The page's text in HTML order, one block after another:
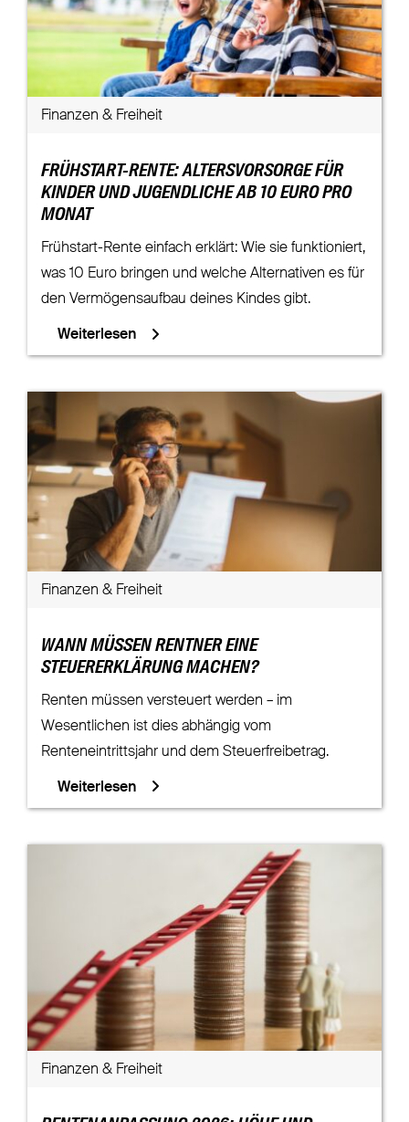
Finanzen & Freiheit
FRÜHSTART-RENTE: ALTERSVORSORGE FÜR
KINDER UND JUGENDLICHE AB 10 EURO PRO
MONAT
Frühstart-Rente einfach erklärt: Wie sie funktioniert,
was 10 Euro bringen und welche Alternativen es für
den Vermögensaufbau deines Kindes gibt.
Weiterlesen
Finanzen & Freiheit
WANN MÜSSEN RENTNER EINE
STEUERERKLÄRUNG MACHEN?
Renten müssen versteuert werden – im
Wesentlichen ist dies abhängig vom
Renteneintrittsjahr und dem Steuerfreibetrag.
Weiterlesen
Finanzen & Freiheit